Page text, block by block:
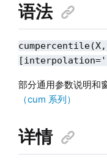
语法
部分通用参数说明和
（cum 系列）
详情